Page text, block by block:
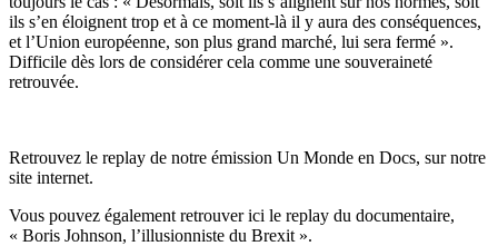
ils s’en éloignent trop et à ce moment-là il y aura des conséquences,
et l’Union européenne, son plus grand marché, lui sera fermé ».
Difficile dès lors de considérer cela comme une souveraineté
retrouvée.
Retrouvez le replay de notre émission Un Monde en Docs, surnotre
site internet.
Vous pouvez également retrouver ici le replay du documentaire,
« Boris Johnson, l’illusionniste du Brexit ».